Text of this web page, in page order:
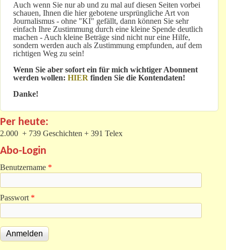
Auch wenn Sie nur ab und zu mal auf diesen Seiten vorbei
schauen, Ihnen die hier gebotene ursprüngliche Art von
Journalismus - ohne "KI" gefällt, dann können Sie sehr
einfach Ihre Zustimmung durch eine kleine Spende deutlich
machen - Auch kleine Beträge sind nicht nur eine Hilfe,
sondern werden auch als Zustimmung empfunden, auf dem
richtigen Weg zu sein!
Wenn Sie aber sofort ein für mich wichtiger Abonnent
werden wollen: HIER finden Sie die Kontendaten!
Danke!
Per heute:
2.000 + 739 Geschichten + 391 Telex
Abo-Login
Benutzername *
Passwort *